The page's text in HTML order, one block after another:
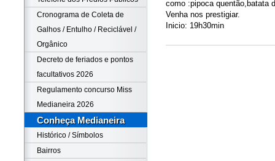
Cronograma de Coleta de
Galhos / Entulho / Reciclável /
Orgânico
Decreto de feriados e pontos
facultativos 2026
Regulamento concurso Miss
Medianeira 2026
Conheça Medianeira
Histórico / Símbolos
Bairros
como :pipoca quentão,batata
Venha nos prestigiar.
Inicio: 19h30min